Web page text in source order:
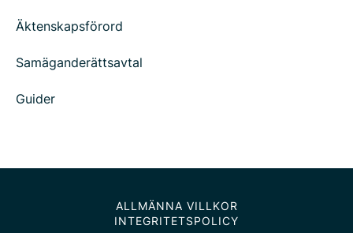
Äktenskapsförord
Samäganderättsavtal
Guider
ALLMÄNNA VILLKOR
INTEGRITETSPOLICY